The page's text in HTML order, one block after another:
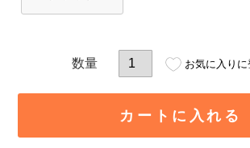
お気に入り
カートに入れる